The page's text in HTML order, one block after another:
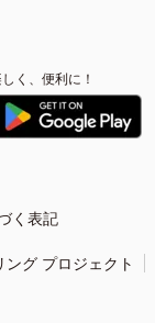
く、便利に！
く表記
ング プロジェクト